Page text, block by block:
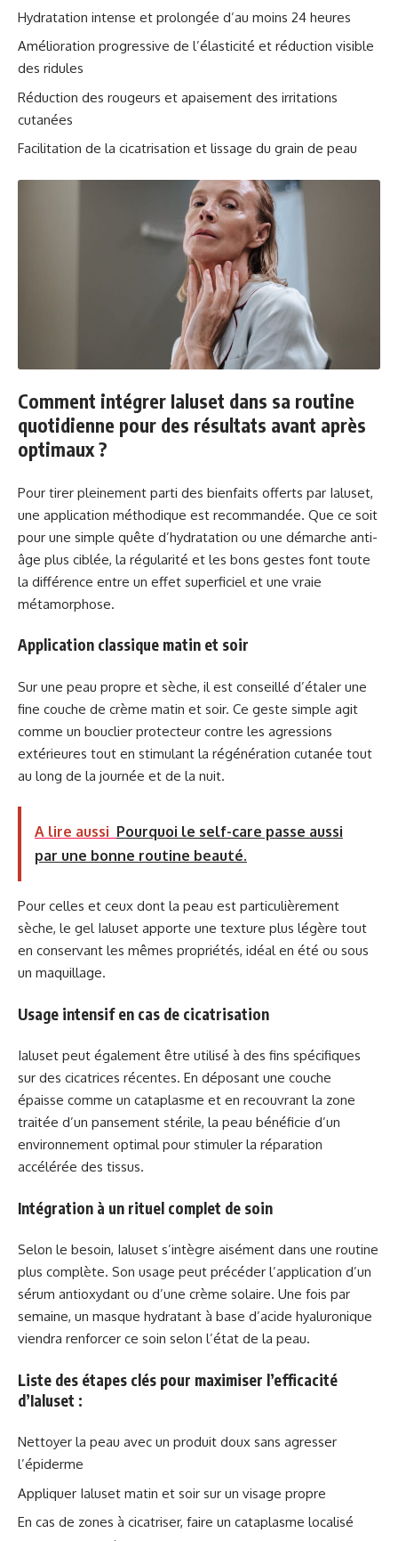
Hydratation intense et prolongée d’au moins 24 heures
Amélioration progressive de l’élasticité et réduction visible
des ridules
Réduction des rougeurs et apaisement des irritations
cutanées
Facilitation de la cicatrisation et lissage du grain de peau
Comment intégrer Ialuset dans sa routine
quotidienne pour des résultats avant après
optimaux ?
Pour tirer pleinement parti des bienfaits offerts par Ialuset,
une application méthodique est recommandée. Que ce soit
pour une simple quête d’hydratation ou une démarche anti-
âge plus ciblée, la régularité et les bons gestes font toute
la différence entre un effet superficiel et une vraie
métamorphose.
Application classique matin et soir
Sur une peau propre et sèche, il est conseillé d’étaler une
fine couche de crème matin et soir. Ce geste simple agit
comme un bouclier protecteur contre les agressions
extérieures tout en stimulant la régénération cutanée tout
au long de la journée et de la nuit.
A lire aussi Pourquoi le self-care passe aussi
par une bonne routine beauté.
Pour celles et ceux dont la peau est particulièrement
sèche, le gel Ialuset apporte une texture plus légère tout
en conservant les mêmes propriétés, idéal en été ou sous
un maquillage.
Usage intensif en cas de cicatrisation
Ialuset peut également être utilisé à des fins spécifiques
sur des cicatrices récentes. En déposant une couche
épaisse comme un cataplasme et en recouvrant la zone
traitée d’un pansement stérile, la peau bénéficie d’un
environnement optimal pour stimuler la réparation
accélérée des tissus.
Intégration à un rituel complet de soin
Selon le besoin, Ialuset s’intègre aisément dans une routine
plus complète. Son usage peut précéder l’application d’un
sérum antioxydant ou d’une crème solaire. Une fois par
semaine, un masque hydratant à base d’acide hyaluronique
viendra renforcer ce soin selon l’état de la peau.
Liste des étapes clés pour maximiser l’efficacité
d’Ialuset :
Nettoyer la peau avec un produit doux sans agresser
l’épiderme
Appliquer Ialuset matin et soir sur un visage propre
En cas de zones à cicatriser, faire un cataplasme localisé